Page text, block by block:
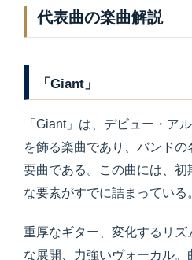
代表曲の楽曲解説
「Giant」
「Giant」は、デビュー・ア
を飾る楽曲であり、バンド
要曲である。この曲には、初
な要素がすでに詰まっている
重厚なギター、変化するリ
な展開、力強いヴォーカル